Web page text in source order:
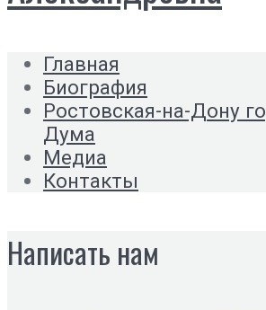
Главная
Биография
Ростовская-на-Дону
Дума
Медиа
Контакты
Написать нам